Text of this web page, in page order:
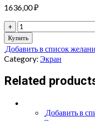
1636,00₽
+
экран
защитный
(430/0,5
мм)
600*600
с
отв.
quantity
Купить
Добавить в список
Category: Экран
Related
Добавить в